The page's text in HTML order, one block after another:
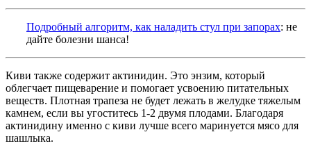
Подробный алгоритм, как наладить стул при запорах: не
дайте болезни шанса!
Киви также содержит актинидин. Это энзим, который
облегчает пищеварение и помогает усвоению питательных
веществ. Плотная трапеза не будет лежать в желудке тяжелым
камнем, если вы угоститесь 1-2 двумя плодами. Благодаря
актинидину именно с киви лучше всего маринуется мясо для
шашлыка.